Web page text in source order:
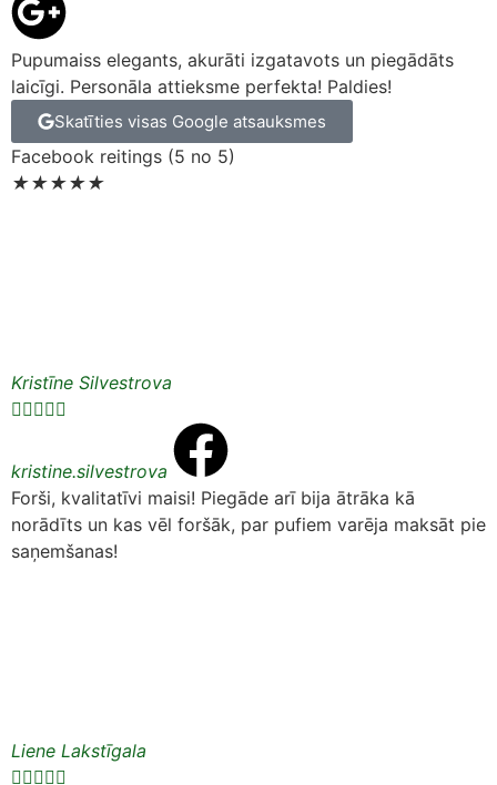
Pupumaiss elegants, akurāti izgatavots un piegādāts
laicīgi. Personāla attieksme perfekta! Paldies!
Skatīties visas Google atsauksmes
Facebook reitings (5 no 5)
★★★★★
Kristīne Silvestrova

kristine.silvestrova
Forši, kvalitatīvi maisi! Piegāde arī bija ātrāka kā
norādīts un kas vēl foršāk, par pufiem varēja maksāt pie
saņemšanas!
Liene Lakstīgala
